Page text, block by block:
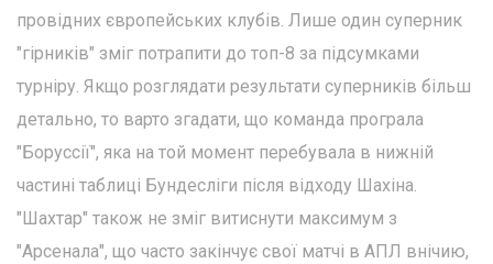
провідних європейських клубів. Лише один суперник
"гірників" зміг потрапити до топ-8 за підсумками
турніру. Якщо розглядати результати суперників більш
детально, то варто згадати, що команда програла
"Боруссії", яка на той момент перебувала в нижній
частині таблиці Бундесліги після відходу Шахіна.
"Шахтар" також не зміг витиснути максимум з
"Арсенала", що часто закінчує свої матчі в АПЛ внічию,